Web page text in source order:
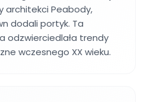
architekci Peabody,
dodali portyk. Ta
odzwierciedlała trendy
wczesnego XX wieku.